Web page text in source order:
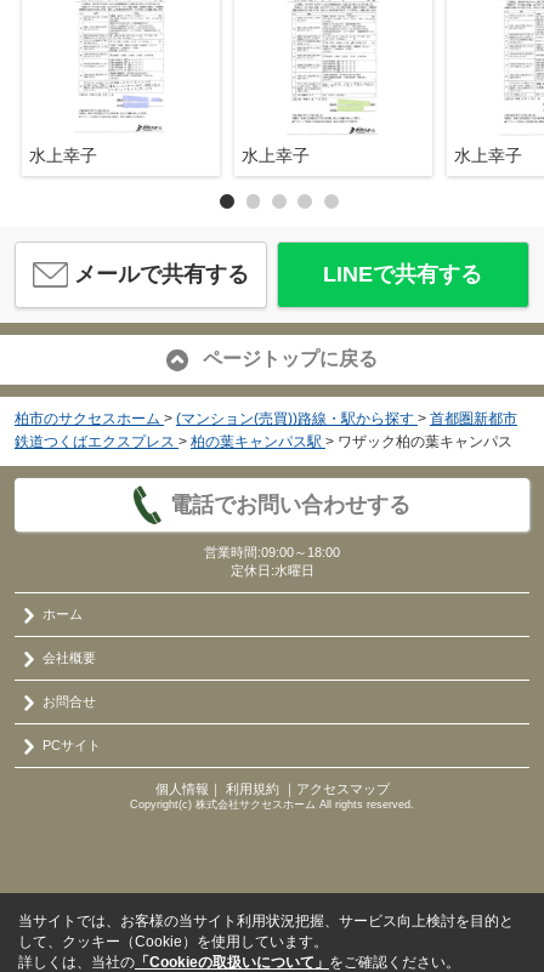
水上幸子 水上幸子 水上幸子
メールで共有する LINEで共有する
ページトップに戻る
柏市のサクセスホーム > (マンション(売買))路線・駅から探す > 首都圏新都市
鉄道つくばエクスプレス > 柏の葉キャンパス駅 > ワザック柏の葉キャンパス
電話でお問い合わせする
営業時間:09:00～18:00
定休日:水曜日
ホーム
会社概要
お問合せ
PCサイト
個人情報 ｜ 利用規約｜ アクセスマップ
Copyright(c) 株式会社サクセスホーム All rights reserved.
当サイトでは、お客様の当サイト利用状況把握、サービス向上検討を目的と
して、クッキー（Cookie）を使用しています。
詳しくは、当社の 「Cookieの取扱いについて」 をご確認ください。